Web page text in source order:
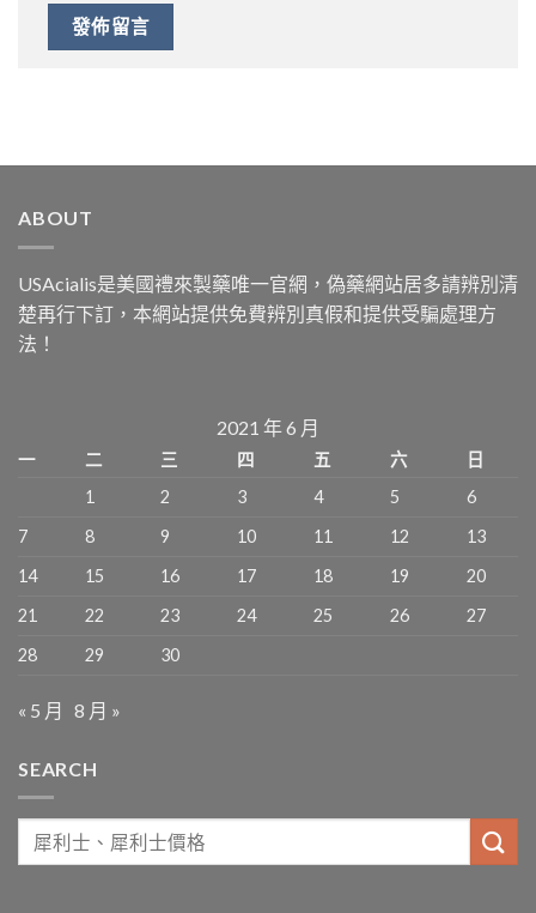
ABOUT
USAcialis是美國禮來製藥唯一官網，偽藥網站居多請辨別清
楚再行下訂，本網站提供免費辨別真假和提供受騙處理方
法！
2021 年 6 月
一 二 三 四 五 六
日
1
2 3 4 5
6
7
8 9 10 11 12
13
14
15 16 17 18 19
20
21
22 23 24 25 26
27
28
29 30
« 5 月 8 月 »
SEARCH